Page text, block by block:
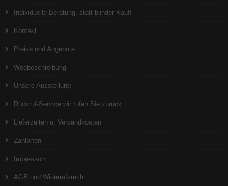
Individuelle Beratung, statt blinder Kauf!
Kontakt
Preise und Angebote
Wegbeschreibung
Unsere Ausstellung
Rückruf-Service wir rufen Sie zurück
Lieferzeiten u. Versandkosten
Zahlarten
Impressum
AGB und Widerrufsrecht